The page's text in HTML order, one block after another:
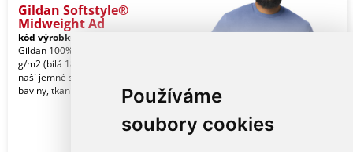
Používáme
soubory cookies
Gildan Softstyle®
Midweight Ad
kód výrobku:
Gildan 100% Ring Spun bavlna, 183,0
g/m2 (bílá 180,0 g/m2). Vyrobeno z
naší jemné směsi bavlny Ringspun a
bavlny, tkanin